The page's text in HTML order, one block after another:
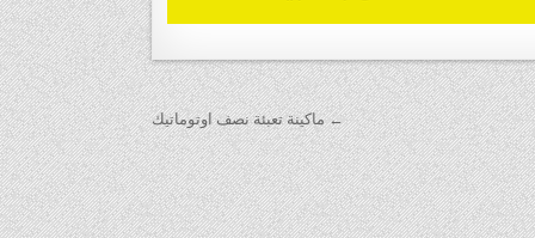
← ماكينة تعبئة نصف اوتوماتيك